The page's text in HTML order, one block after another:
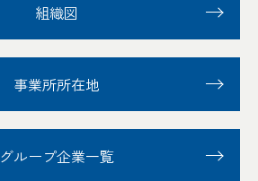
組織図
事業所所在地
グループ企業一覧